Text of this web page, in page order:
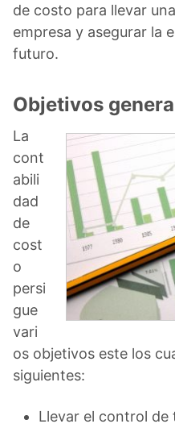
de costo para llevar
empresa y asegurar la
futuro.
Objetivos
La
cont
abili
dad
de
cost
o
persi
gue
vari
os objetivos este los
siguientes:
Llevar el control de